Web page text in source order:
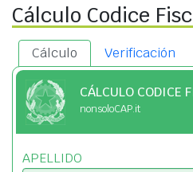
Cálculo Codice
Cálculo Verificación
CÁLCULO CODICE
nonsoloCAP.it
APELLIDO